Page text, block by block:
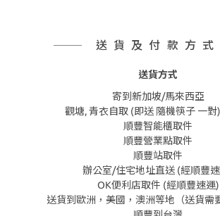
送貨及付款方式
送貨方式
寄到新加坡/馬來西亞
觀塘, 青衣自取 (即送 隨機筷子 一對
順豐智能櫃取件
順豐營業點取件
順豐站取件
辦公室/住宅地址直送 (經順豐
OK便利店取件 (經順豐速運)
送貨到歐洲，美國，澳洲等地（送貨需